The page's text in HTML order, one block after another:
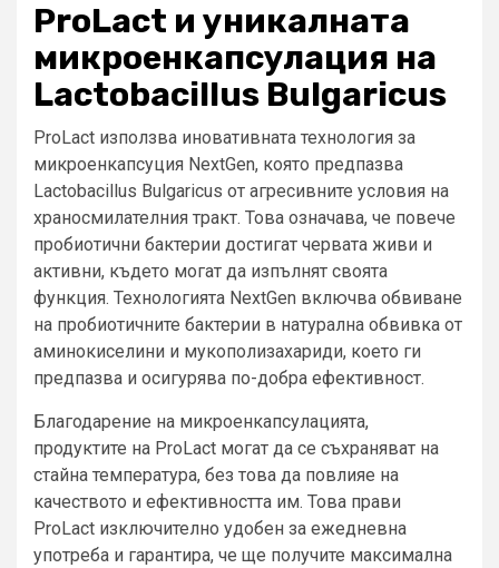
ProLact и уникалната
микроенкапсулация на
Lactobacillus Bulgaricus
ProLact използва иновативната технология за
микроенкапсуция NextGen, която предпазва
Lactobacillus Bulgaricus от агресивните условия на
храносмилателния тракт. Това означава, че повече
пробиотични бактерии достигат червата живи и
активни, където могат да изпълнят своята
функция. Технологията NextGen включва обвиване
на пробиотичните бактерии в натурална обвивка от
аминокиселини и мукополизахариди, което ги
предпазва и осигурява по-добра ефективност.
Благодарение на микроенкапсулацията,
продуктите на ProLact могат да се съхраняват на
стайна температура, без това да повлияе на
качеството и ефективността им. Това прави
ProLact изключително удобен за ежедневна
употреба и гарантира, че ще получите максимална